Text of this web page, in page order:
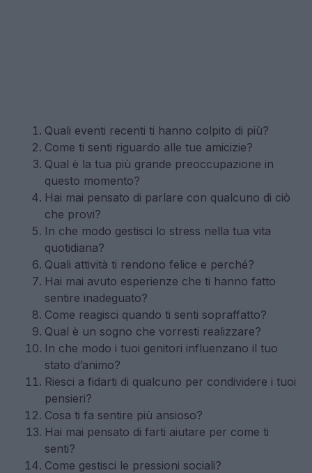
Quali eventi recenti ti hanno colpito di più?
Come ti senti riguardo alle tue amicizie?
Qual è la tua più grande preoccupazione in
questo momento?
Hai mai pensato di parlare con qualcuno di ciò
che provi?
In che modo gestisci lo stress nella tua vita
quotidiana?
Quali attività ti rendono felice e perché?
Hai mai avuto esperienze che ti hanno fatto
sentire inadeguato?
Come reagisci quando ti senti sopraffatto?
Qual è un sogno che vorresti realizzare?
In che modo i tuoi genitori influenzano il tuo
stato d’animo?
Riesci a fidarti di qualcuno per condividere i tuoi
pensieri?
Cosa ti fa sentire più ansioso?
Hai mai pensato di farti aiutare per come ti
senti?
Come gestisci le pressioni sociali?